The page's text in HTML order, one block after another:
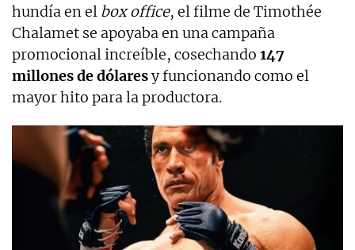
hundía en el box office, el filme de Timothée
Chalamet se apoyaba en una campaña
promocional increíble, cosechando 147
millones de dólaresy funcionando como el
mayor hito para la productora.